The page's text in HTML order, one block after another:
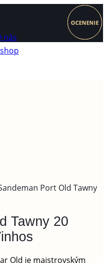
nás
Port Old Tawny
Tawny 20
Old je majstrovským
OCENENIE
OCENENIE